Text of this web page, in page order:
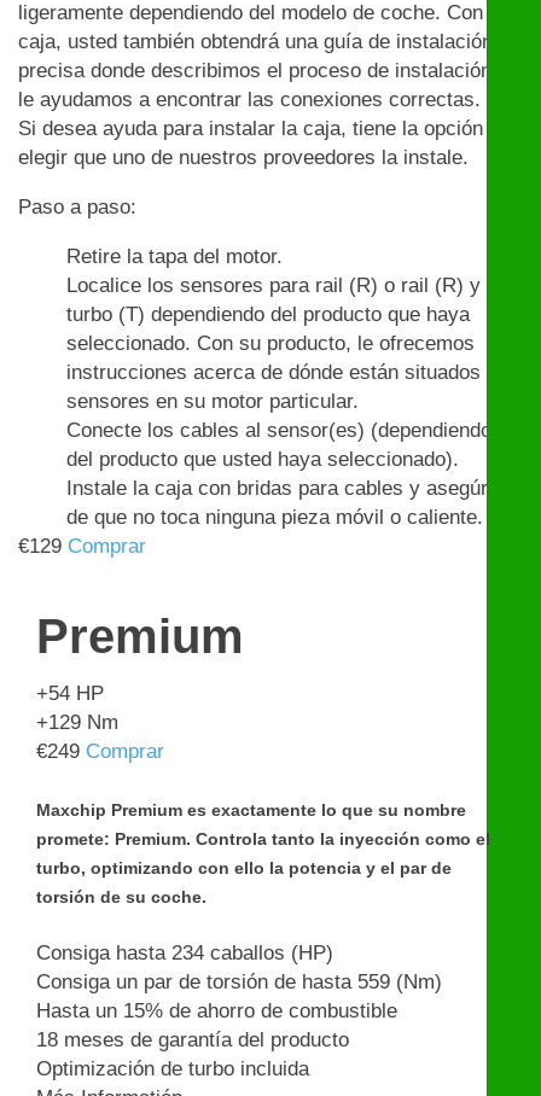
ligeramente dependiendo del modelo de coche. Con la
caja, usted también obtendrá una guía de instalación
precisa donde describimos el proceso de instalación y
le ayudamos a encontrar las conexiones correctas.
Si desea ayuda para instalar la caja, tiene la opción de
elegir que uno de nuestros proveedores la instale.
Paso a paso:
Retire la tapa del motor.
Localice los sensores para rail (R) o rail (R) y
turbo (T) dependiendo del producto que haya
seleccionado. Con su producto, le ofrecemos
instrucciones acerca de dónde están situados los
sensores en su motor particular.
Conecte los cables al sensor(es) (dependiendo
del producto que usted haya seleccionado).
Instale la caja con bridas para cables y asegúrese
de que no toca ninguna pieza móvil o caliente.
€129 Comprar
Premium
+54 HP
+129 Nm
€249 Comprar
Maxchip Premium es exactamente lo que su nombre
promete: Premium. Controla tanto la inyección como el
turbo, optimizando con ello la potencia y el par de
torsión de su coche.
Consiga hasta 234 caballos (HP)
Consiga un par de torsión de hasta 559 (Nm)
Hasta un 15% de ahorro de combustible
18 meses de garantía del producto
Optimización de turbo incluida